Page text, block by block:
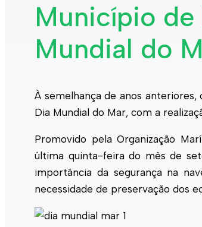
Rede de abastecimento
Rede de águas residuais
Rede de águas pluviais
Limpeza urbana
Gestão de resíduos
Empreitadas
Fontanários
Praias
Indicadores ERSAR
Qualidade da água
Contactos
Município de
Mundial do
À semelhança de anos
Dia Mundial do Mar, com a
Promovido pela Organização
última quinta-feira do mês de
importância da segurança na
necessidade de preservação dos